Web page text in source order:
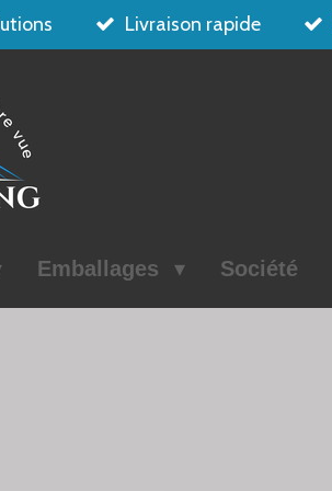
Livraison rapide
Emballages Société